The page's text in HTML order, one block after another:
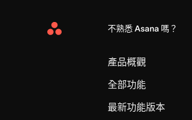
Asana
不熟悉 Asana 嗎？
產品概觀
全部功能
最新功能版本